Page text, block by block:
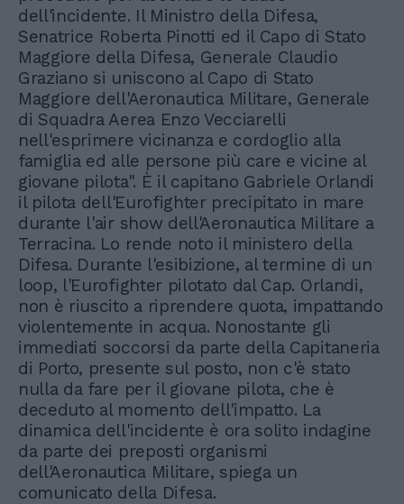
dell'incidente. Il Ministro della Difesa,
Senatrice Roberta Pinotti ed il Capo di Stato
Maggiore della Difesa, Generale Claudio
Graziano si uniscono al Capo di Stato
Maggiore dell'Aeronautica Militare, Generale
di Squadra Aerea Enzo Vecciarelli
nell'esprimere vicinanza e cordoglio alla
famiglia ed alle persone più care e vicine al
giovane pilota". È il capitano Gabriele Orlandi
il pilota dell'Eurofighter precipitato in mare
durante l'air show dell'Aeronautica Militare a
Terracina. Lo rende noto il ministero della
Difesa. Durante l'esibizione, al termine di un
loop, l'Eurofighter pilotato dal Cap. Orlandi,
non è riuscito a riprendere quota, impattando
violentemente in acqua. Nonostante gli
immediati soccorsi da parte della Capitaneria
di Porto, presente sul posto, non c'è stato
nulla da fare per il giovane pilota, che è
deceduto al momento dell'impatto. La
dinamica dell'incidente è ora solito indagine
da parte dei preposti organismi
dell'Aeronautica Militare, spiega un
comunicato della Difesa.